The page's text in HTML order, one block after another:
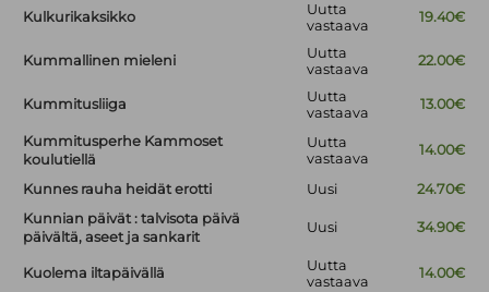
Kulkurikaksikko
Uutta
vastaava
19.40€
Kummallinen mieleni
Uutta
vastaava
22.00€
Kummitusliiga
Uutta
vastaava
13.00€
Kummitusperhe Kammoset
koulutiellä
Uutta
vastaava
14.00€
Kunnes rauha heidät erotti Uusi
24.70€
Kunnian päivät : talvisota päivä
päivältä, aseet ja sankarit
Uusi 34.90€
Kuolema iltapäivällä
Uutta
vastaava
14.00€